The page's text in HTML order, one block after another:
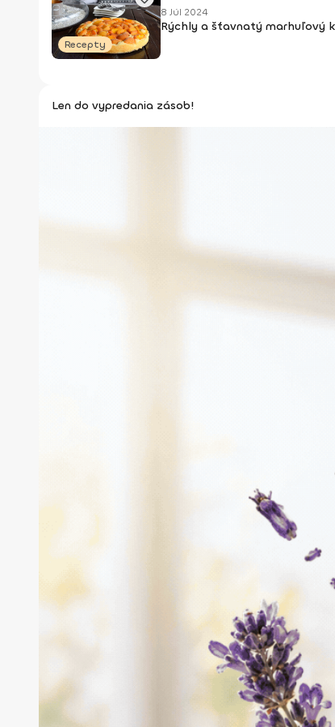
Recepty
8 Júl 2024
Rýchly a šťavnatý marhuľový
Len do vypredania zásob!